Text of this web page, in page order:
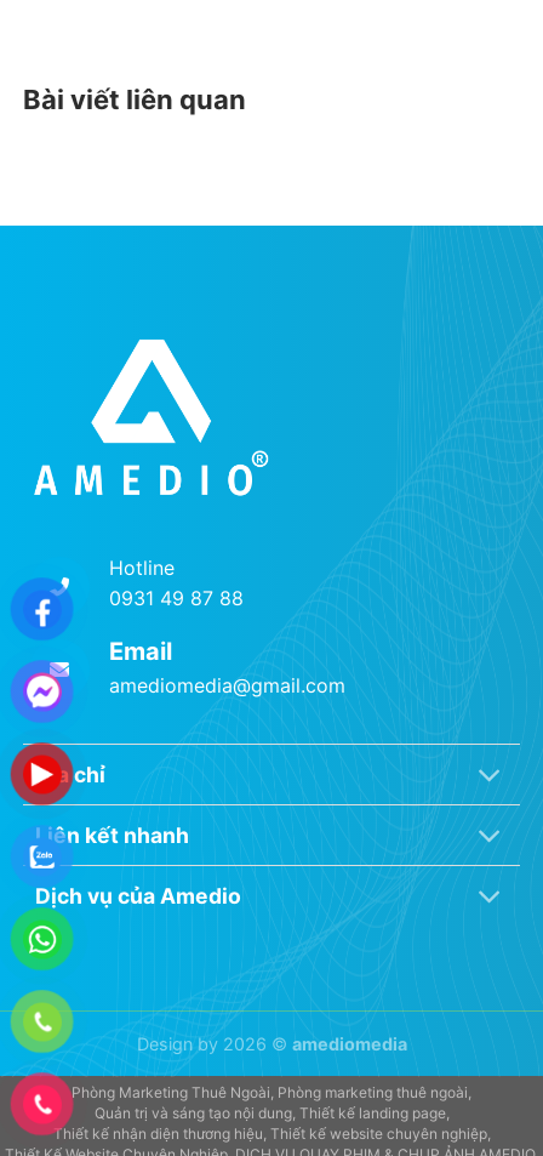
Bài viết liên quan
Hotline
0931 49 87 88
Email
amediomedia@gmail.com
Địa chỉ
Liên kết nhanh
Dịch vụ của Amedio
Design by 2026 © amediomedia
Phòng Marketing Thuê Ngoài Phòng marketing thuê ngoài
Quản trị và sáng tạo nội dung Thiết kế landing page
Thiết kế nhận diện thương hiệu Thiết kế website chuyên nghiệp